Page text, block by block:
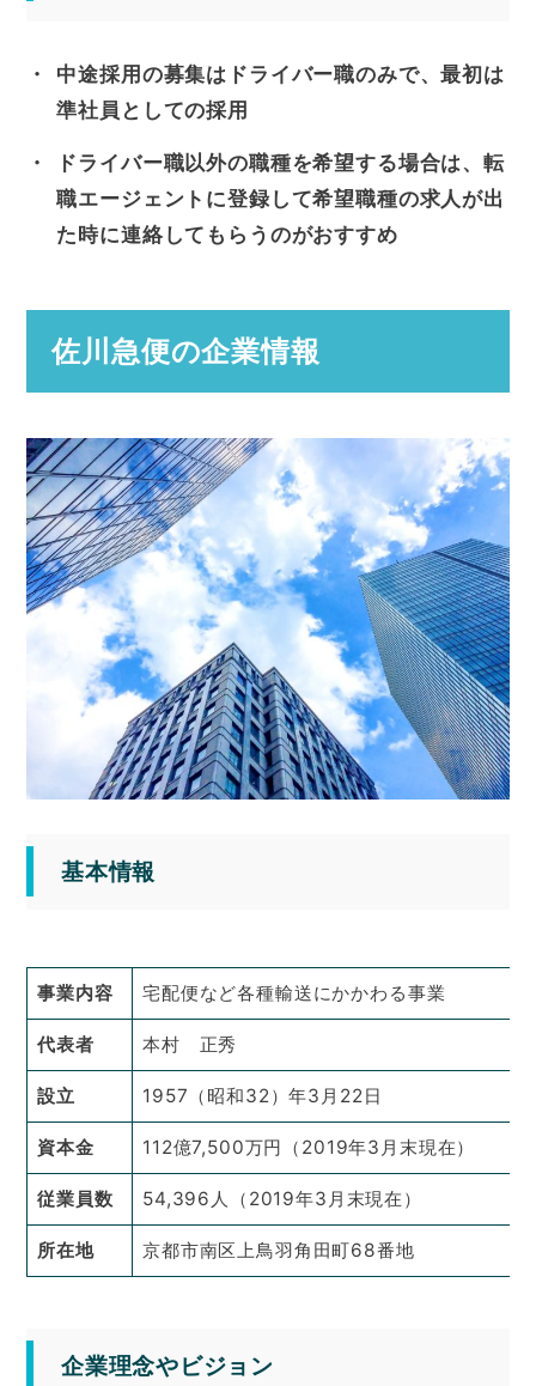
中途採用の募集はドライバー職のみで、最初は
準社員としての採用
ドライバー職以外の職種を希望する場合は、転
職エージェントに登録して希望職種の求人が出
た時に連絡してもらうのがおすすめ
佐川急便の企業情報
基本情報
事業内容 宅配便など各種輸送にかかわる事業
代表者 本村 正秀
設立 1957（昭和32）年3月22日
資本金 112億7,500万円（2019年3月末現在）
従業員数 54,396人（2019年3月末現在）
所在地 京都市南区上鳥羽角田町68番地
企業理念やビジョン